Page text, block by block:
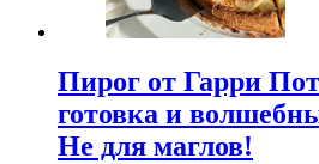
Пирог от Гарри
готовка и
Не для маглов!